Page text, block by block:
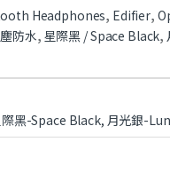
Headphones, Edifier,
防水, 星際黑 / Space Black,
黑-Space Black, 月光銀-